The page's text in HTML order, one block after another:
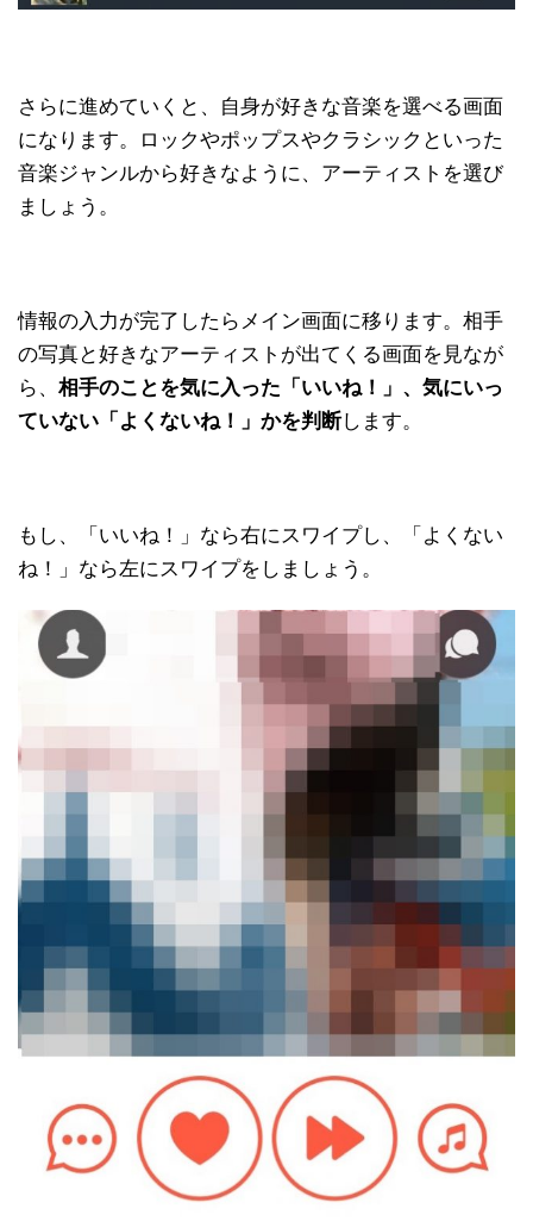
さらに進めていくと、自身が好きな音楽を選べる画面
になります。ロックやポップスやクラシックといった
音楽ジャンルから好きなように、アーティストを選び
ましょう。
情報の入力が完了したらメイン画面に移ります。相手
の写真と好きなアーティストが出てくる画面を見なが
ら、 相手のことを気に入った「いいね！」、気にいっ
ていない「よくないね！」かを判断します。
もし、「いいね！」なら右にスワイプし、「よくない
ね！」なら左にスワイプをしましょう。